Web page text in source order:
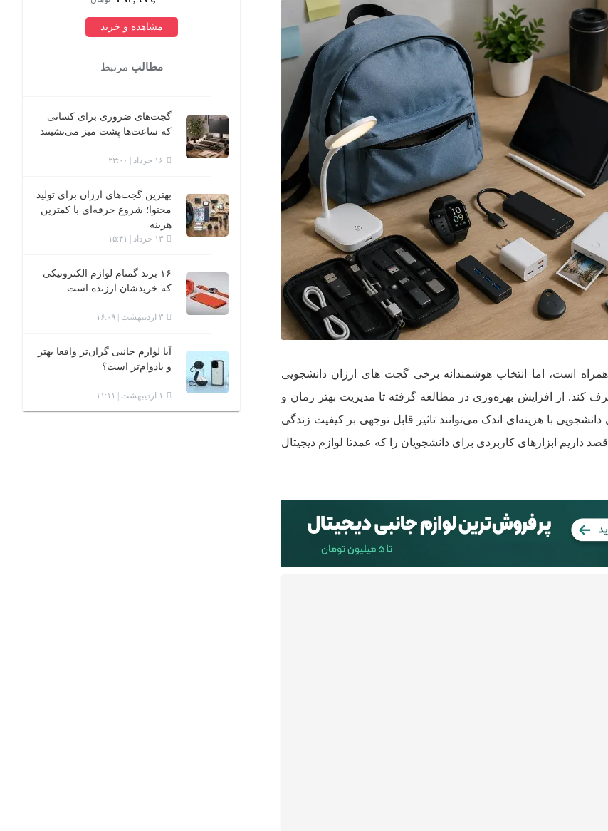
است، اما انتخاب هوشمندانه برخی گجت های ارزان دانشجویی
کند. از افزایش بهره‌وری در مطالعه گرفته تا مدیریت بهتر زمان و
با هزینه‌ای اندک می‌توانند تاثیر قابل توجهی بر کیفیت زندگی
داریم ابزارهای کاربردی برای دانشجویان را که عمدتا لوازم دیجیتال
مشاهده و خرید مشاهده و خرید مشاهده و خرید
مطالب مرتبط
گجت‌های ضروری برای کسانی
که ساعت‌ها پشت میز می‌نشینند
۱۶ خرداد | ۲۳:۰۰
بهترین گجت‌های ارزان برای تولید
محتوا؛ شروع حرفه‌ای با کمترین
هزینه
۱۳ خرداد | ۱۵:۴۱
۱۶ برند گمنام لوازم الکترونیکی
که خریدشان ارزنده است
۳ اردیبهشت | ۱۶:۰۹
آیا لوازم جانبی گران‌تر واقعا بهتر
و بادوام‌تر است؟
۱ اردیبهشت | ۱۱:۱۱